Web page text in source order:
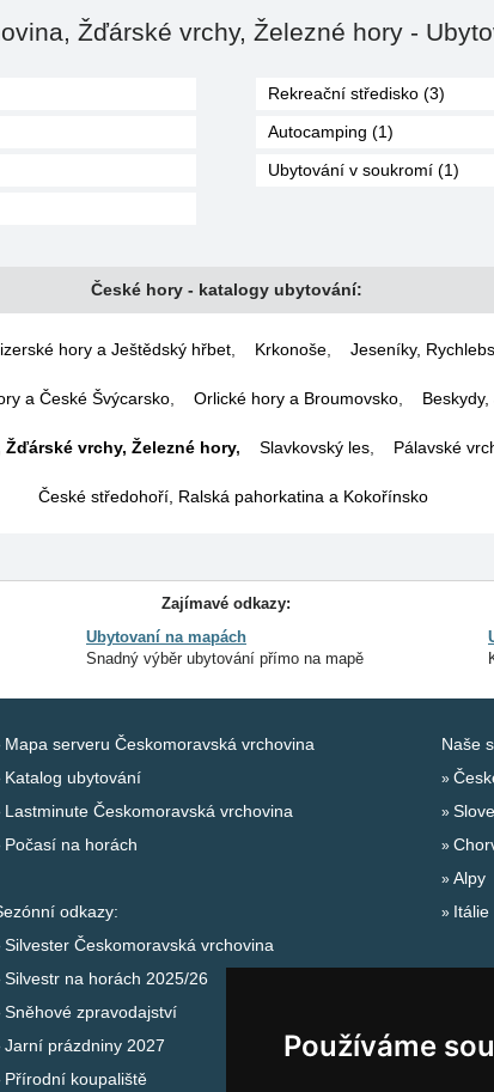
Používáme
Žďárské vrchy, Železné hory -
Rekreační středisko (3)
Autocamping (1)
Ubytování v soukromí (1)
České hory - katalogy ubytování:
hory a Ještědský hřbet, Krkonoše, Jeseníky,
a České Švýcarsko Orlické hory a Broumovsko
vrchy, Železné hory, Slavkovský les Pálavské
České středohoří, Ralská pahorkatina a Kokořínsko
Zajímavé odkazy:
Ubytovaní na mapách
Snadný výběr ubytování přímo na mapě
Mapa serveru Českomoravská vrchovina
Katalog ubytování
Lastminute Českomoravská vrchovina
Počasí na horách
odkazy:
Silvester Českomoravská vrchovina
Silvestr na horách 2025/26
Sněhové zpravodajství
Jarní prázdniny 2027
Přírodní koupaliště
Naše
Alpy
Itálie